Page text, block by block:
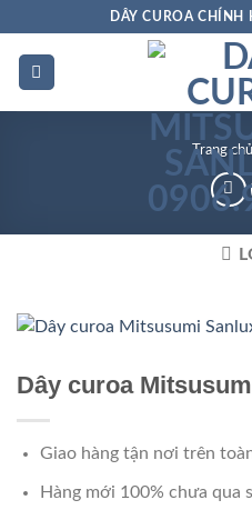
dung
DÂY CUROA
Trang chủ
Dây curoa
Giao hàng tận nơi trên
Hàng mới 100% chưa qua